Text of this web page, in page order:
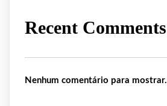
Recent Comments
Nenhum comentário para mostrar.